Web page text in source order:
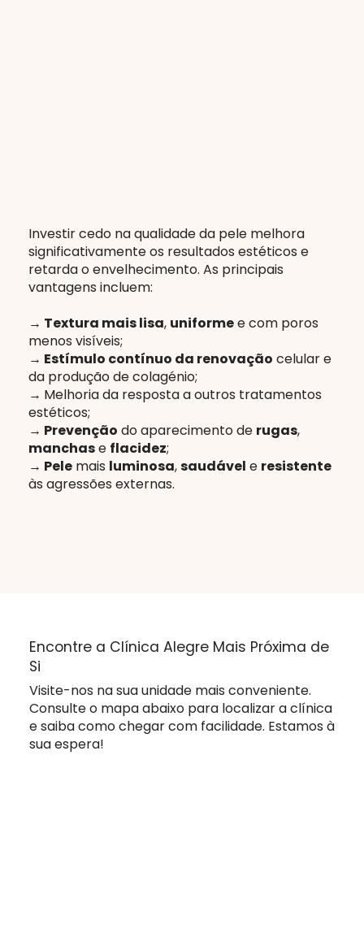
Investir cedo na qualidade da pele melhora
significativamente os resultados estéticos e
retarda o envelhecimento. As principais
vantagens incluem:
→ Textura mais lisa, uniformee com poros
menos visíveis;
→ Estímulo contínuo da renovação celular e
da produção de colagénio;
→ Melhoria da resposta a outros tratamentos
estéticos;
→ Prevenção do aparecimento de rugas,
manchase flacidez;
→ Pele mais luminosa,saudável e resistente
às agressões externas.
Visite-nos na sua unidade mais conveniente.
Consulte o mapa abaixo para localizar a clínica
e saiba como chegar com facilidade. Estamos à
sua espera!
Encontre a Clínica Alegre Mais Próxima de
Si